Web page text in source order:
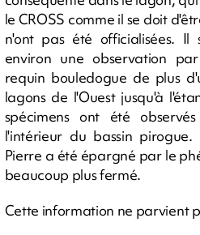
le CROSS comme il se doit
n'ont pas été officialisées.
environ une observation
requin bouledogue de plus
lagons de l'Ouest jusqu'à
spécimens ont été
l'intérieur du bassin
Pierre a été épargné par le
beaucoup plus fermé.
Cette information ne parvient